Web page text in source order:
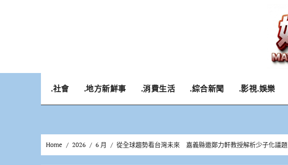
.社會 .地方新鮮事 .消費生活 .綜合新聞 .影視.娛樂
Home 2026 6 月 從全球趨勢看台灣未來 嘉義縣邀鄭力軒教授解析少子化議題